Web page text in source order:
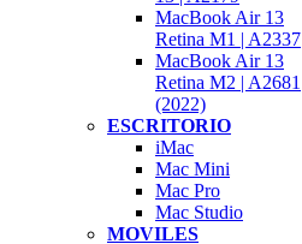
MacBook Air 13
Retina M1 | A2337
MacBook Air 13
Retina M2 | A2681
(2022)
ESCRITORIO
iMac
Mac Mini
Mac Pro
Mac Studio
MOVILES